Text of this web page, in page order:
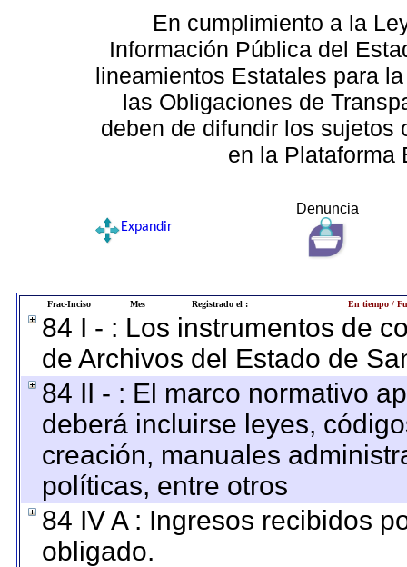
En cumplimiento a la
Información Pública del
lineamientos Estatales para
las Obligaciones de
deben de difundir los sujetos
en la Plataforma
Denuncia
Expandir
Frac-Inciso Mes Registrado el : En tiempo /
84 I - : Los instrumentos de
de Archivos del Estado de
84 II - : El marco normativo
deberá incluirse leyes,
creación, manuales
políticas, entre otros
84 IV A : Ingresos recibidos
obligado.